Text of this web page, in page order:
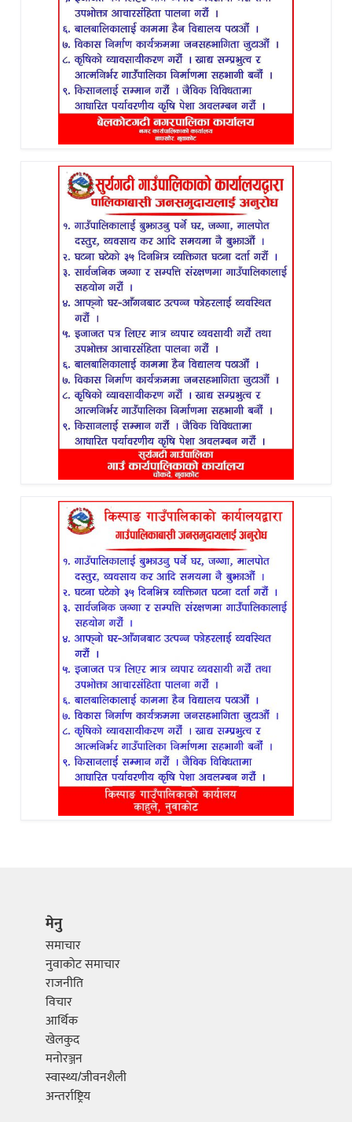
मेनु
समाचार
नुवाकोट समाचार
राजनीति
विचार
आर्थिक
खेलकुद
मनोरञ्जन
स्वास्थ्य/जीवनशैली
अन्तर्राष्ट्रिय